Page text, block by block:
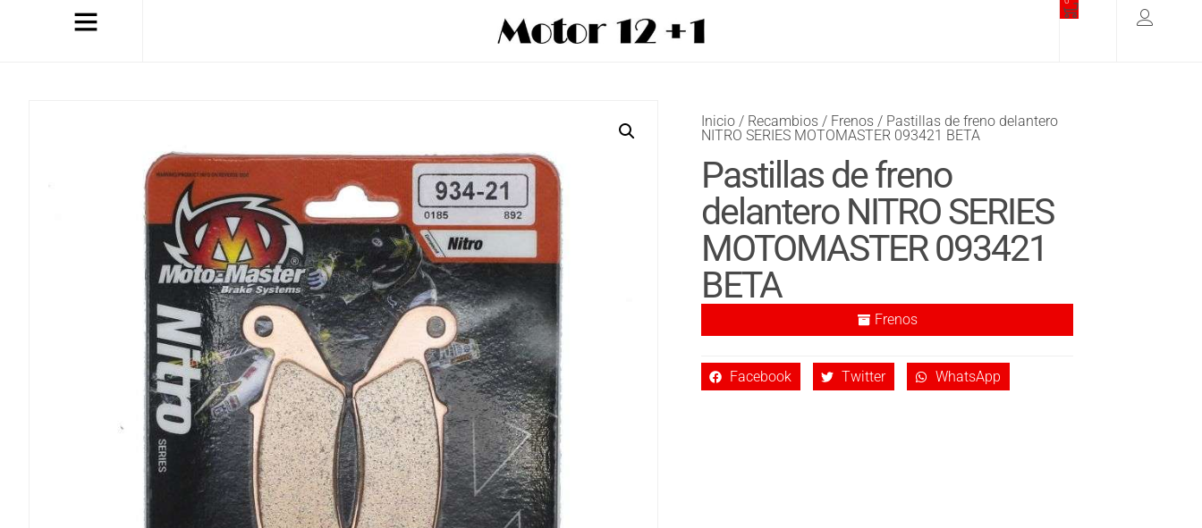
Inicio / Recambios / Frenos / Pastillas de freno delantero
NITRO SERIES MOTOMASTER 093421 BETA
Pastillas de freno
delantero NITRO SERIES
MOTOMASTER 093421
BETA
Frenos
Facebook Twitter WhatsApp